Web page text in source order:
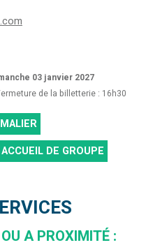
03 janvier 2027
de la billetterie : 16h30
ACCUEIL DE GROUPE
A PROXIMITÉ :